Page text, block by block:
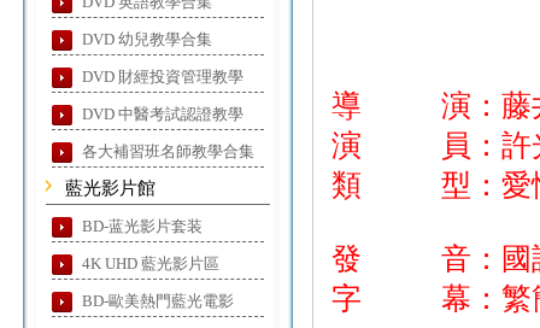
DVD 幼兒教學合集
DVD 財經投資管理教學
DVD 中醫考試認證教學
各大補習班名師教學合集
藍光影片館
BD-蓝光影片套装
4K UHD 藍光影片區
BD-歐美熱門藍光電影
導 演：藤
演 員：許光
類 型：愛
發 音：國
字 幕：繁簡